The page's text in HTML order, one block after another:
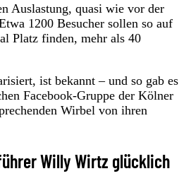
Auslastung, quasi wie vor der
1200 Besucher sollen so auf
Platz finden, mehr als 40
ist bekannt – und so gab es
Facebook-Gruppe der Kölner
Wirbel von ihren
Willy Wirtz glücklich